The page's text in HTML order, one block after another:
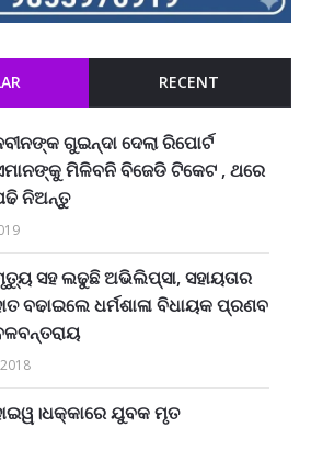
RECENT
ଗୁଇନ୍ଦା ଦେଲା ରିପୋର୍ଟ
ମିଳିବନି ବିଜେଡି ଟିକେଟ , ଥରେ
ନିଅନ୍ତୁ
ସହ ଲଢୁଛି ଅଭିଲିପ୍ସା, ସହାୟତାର
ବଢାଇଲେ ଧର୍ମଶାଳା ବିଧାୟକ ପ୍ରଣବ
ଯୁବକ ମୃତ